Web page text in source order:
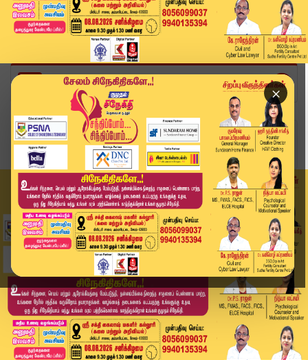
×
Home
வீடியோ ஸ்டோரி
Sheikh Hasina Verdict | ஷேக் ஹசீனாவுக்கு எழுதப்...